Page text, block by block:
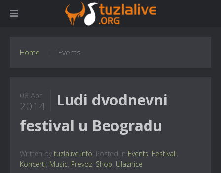
Home Events
08 Apr
2014
Ludi dvodnevni
festival u Beogradu
Written by tuzlalive.info. Posted in Events, Festivali,
Koncerti, Music, Prevoz, Shop, Ulaznice